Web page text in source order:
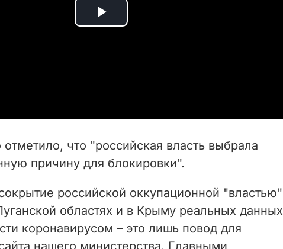
P
i
d
e
o
что "российская власть выбрала
причину для блокировки".
российской оккупационной "властью"
областях и в Крыму реальных данных
коронавирусом – это лишь повод для
нашего министерства. Главными